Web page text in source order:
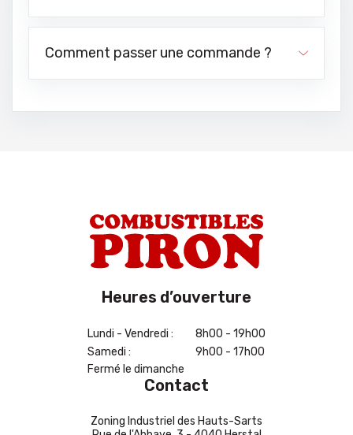
Comment passer une commande ?
Heures d’ouverture
Lundi - Vendredi :
8h00 - 19h00
Samedi :
9h00 - 17h00
Fermé le dimanche
Contact
Zoning Industriel des Hauts-Sarts